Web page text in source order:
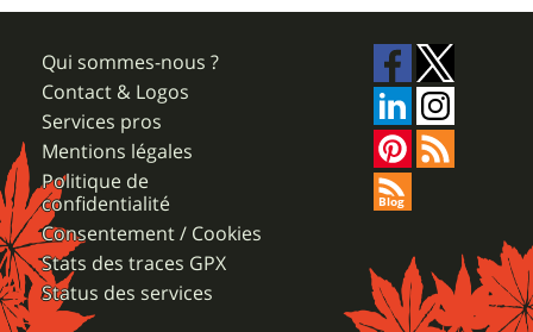
Qui sommes-nous ?
Contact & Logos
Services pros
Mentions légales
Politique de
confidentialité
Consentement / Cookies
Stats des traces GPX
Status des services